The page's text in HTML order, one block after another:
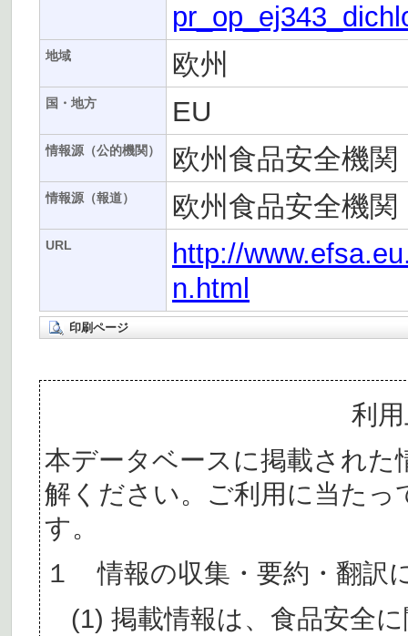
地域 欧州
国・地方 EU
情報源（公的機関） 欧州食品安全機関
情報源（報道） 欧州食品安全機関
URL
http://
n.html
印刷ページ
利
本データベースに掲載された
解ください。ご利用に当た
す。
１ 情報の収集・要約・翻訳
(1) 掲載情報は、食品安全